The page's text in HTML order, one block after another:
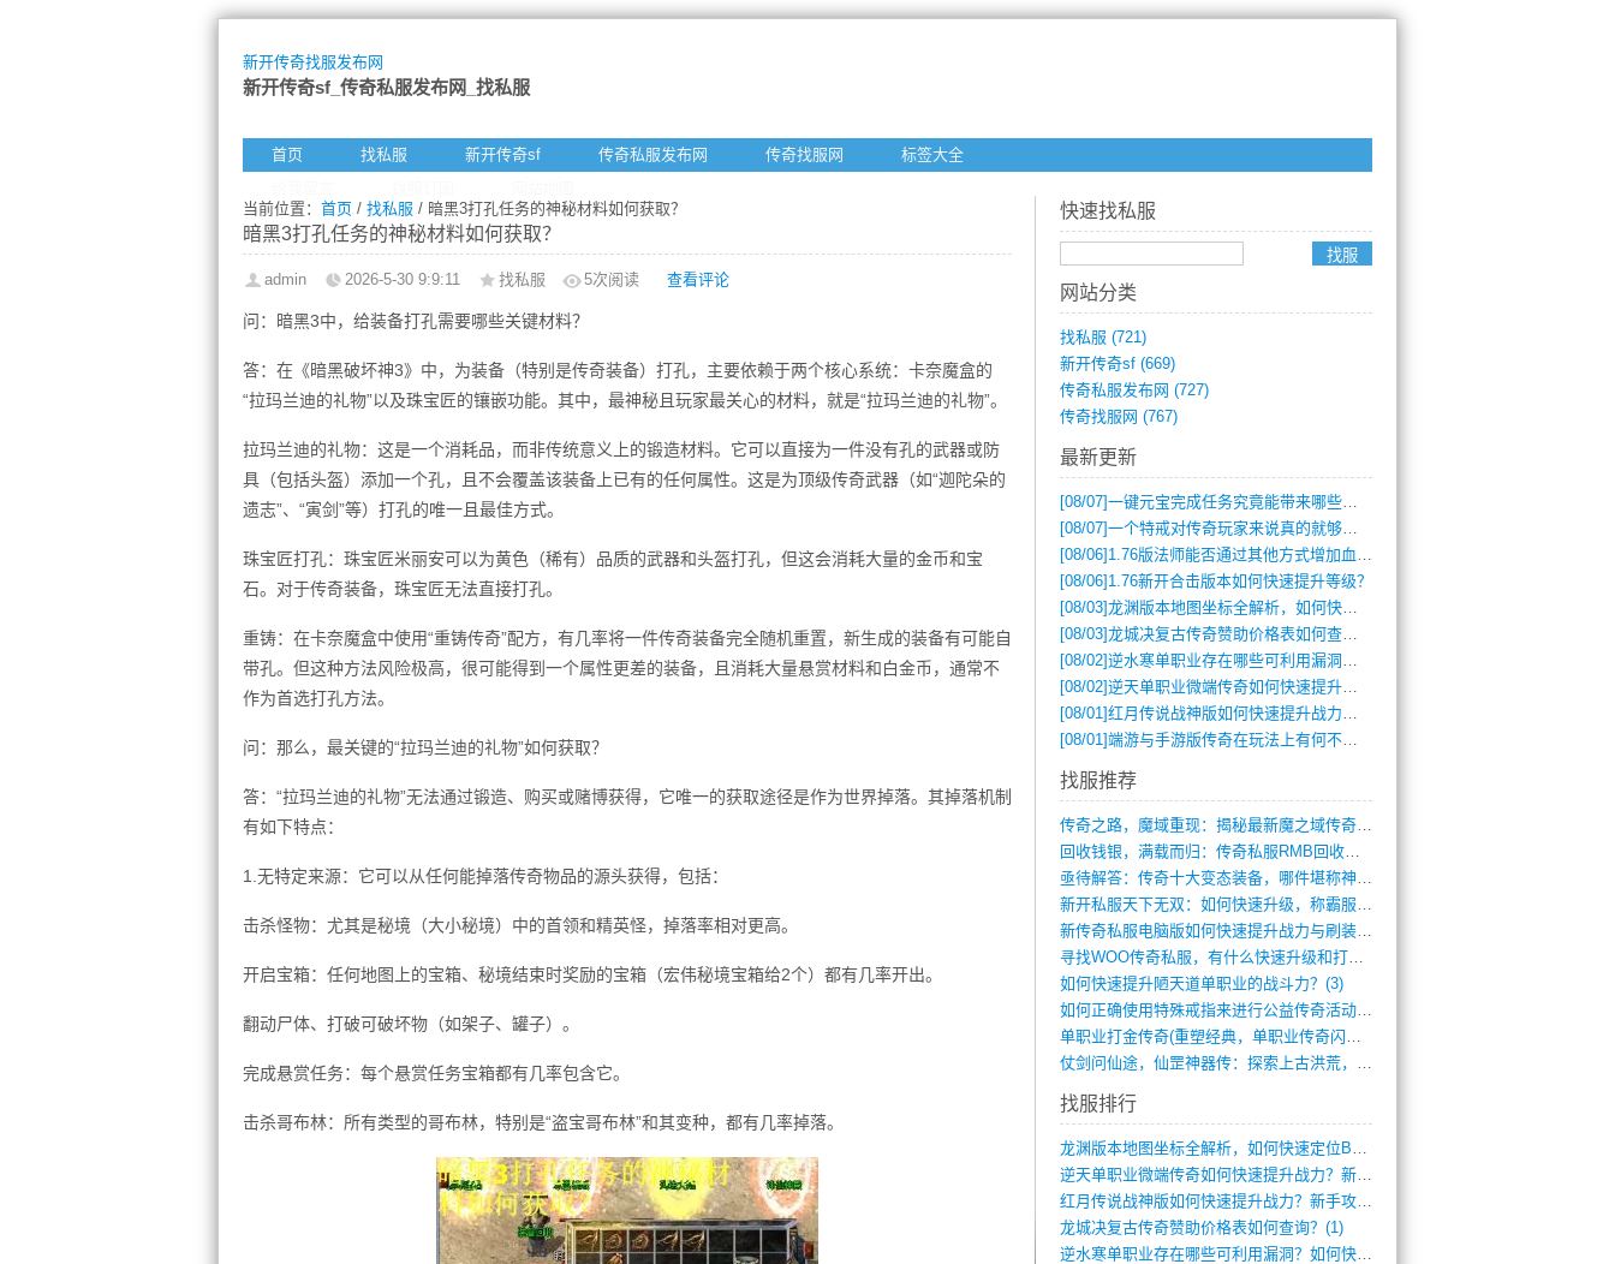
新开传奇找服发布网
新开传奇sf_传奇私服发布网_找私服
首页 找私服 新开传奇sf 传奇私服发布网 传奇找服网
标签大全
当前位置： 首页 / 找私服 / 暗黑3打孔任务的神秘材料如何获取？
暗黑3打孔任务的神秘材料如何获取？
admin 2026-5-30 9:9:11 找私服 5次阅读 查看评论
问：暗黑3中，给装备打孔需要哪些关键材料？
答：在《暗黑破坏神3》中，为装备（特别是传奇装备）打孔，主要依赖于两个核心系统：卡奈魔盒的
“拉玛兰迪的礼物”以及珠宝匠的镶嵌功能。其中，最神秘且玩家最关心的材料，就是“拉玛兰迪的礼物”。
拉玛兰迪的礼物：这是一个消耗品，而非传统意义上的锻造材料。它可以直接为一件没有孔的武器或防
具（包括头盔）添加一个孔，且不会覆盖该装备上已有的任何属性。这是为顶级传奇武器（如“迦陀朵的
遗志”、“寅剑”等）打孔的唯一且最佳方式。
珠宝匠打孔：珠宝匠米丽安可以为黄色（稀有）品质的武器和头盔打孔，但这会消耗大量的金币和宝
石。对于传奇装备，珠宝匠无法直接打孔。
重铸：在卡奈魔盒中使用“重铸传奇”配方，有几率将一件传奇装备完全随机重置，新生成的装备有可能自
带孔。但这种方法风险极高，很可能得到一个属性更差的装备，且消耗大量悬赏材料和白金币，通常不
作为首选打孔方法。
问：那么，最关键的“拉玛兰迪的礼物”如何获取？
答：“拉玛兰迪的礼物”无法通过锻造、购买或赌博获得，它唯一的获取途径是作为世界掉落。其掉落机制
有如下特点：
1.无特定来源：它可以从任何能掉落传奇物品的源头获得，包括：
击杀怪物：尤其是秘境（大小秘境）中的首领和精英怪，掉落率相对更高。
开启宝箱：任何地图上的宝箱、秘境结束时奖励的宝箱（宏伟秘境宝箱给2个）都有几率开出。
翻动尸体、打破可破坏物（如架子、罐子）。
完成悬赏任务：每个悬赏任务宝箱都有几率包含它。
击杀哥布林：所有类型的哥布林，特别是“盗宝哥布林”和其变种，都有几率掉落。
快速找私服
网站分类
找私服 (721)
新开传奇sf (669)
传奇私服发布网 (727)
传奇找服网 (767)
最新更新
[08/07]一键元宝完成任务究竟能带来哪些超值优势？
[08/07]一个特戒对传奇玩家来说真的就够用了吗？
[08/06] 1.76版法师能否通过其他方式增加血量？
[08/06] 1.76新开合击版本如何快速提升等级？
[08/03]龙渊版本地图坐标全解析，如何快速定位BOSS位置？
[08/03]龙城决复古传奇赞助价格表如何查询？
[08/02]逆水寒单职业存在哪些可利用漏洞？如何快速提升战力？
[08/02]逆天单职业微端传奇如何快速提升战力？新手必看攻略
[08/01]红月传说战神版如何快速提升战力？新手攻略全解析？
[08/01]端游与手游版传奇在玩法上有何不同？
找服推荐
传奇之路，魔域重现：揭秘最新魔之域传奇攻(712)
回收钱银，满载而归：传奇私服RMB回收装(548)
亟待解答：传奇十大变态装备，哪件堪称神器(347)
新开私服天下无双：如何快速升级，称霸服务(681)
新传奇私服电脑版如何快速提升战力与刷装备(835)
寻找WOO传奇私服，有什么快速升级和打宝(864)
如何快速提升陋天道单职业的战斗力？(3)
如何正确使用特殊戒指来进行公益传奇活动？(10)
单职业打金传奇(重塑经典，单职业传奇闪耀(10)
仗剑问仙途，仙罡神器传：探索上古洪荒，揭(813)
找服排行
龙渊版本地图坐标全解析，如何快速定位BO(3)
逆天单职业微端传奇如何快速提升战力？新手(2)
红月传说战神版如何快速提升战力？新手攻略(2)
龙城决复古传奇赞助价格表如何查询？(1)
逆水寒单职业存在哪些可利用漏洞？如何快速(1)